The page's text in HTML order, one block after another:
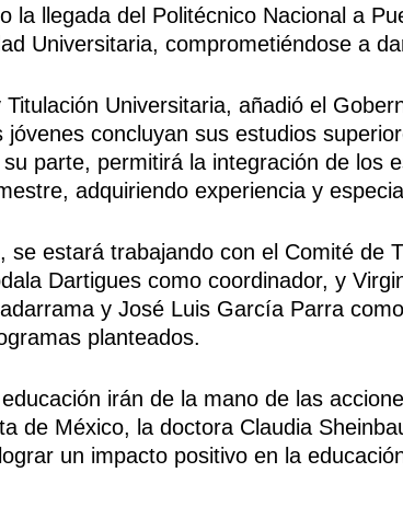
la llegada del Politécnico Nacional a
Universitaria, comprometiéndose a
Universitaria, añadió el
concluyan sus estudios
parte, permitirá la integración de los
adquiriendo experiencia y
se estará trabajando con el Comité de
Dartigues como coordinador, y
y José Luis García Parra
planteados.
irán de la mano de las
de México, la doctora Claudia
un impacto positivo en la